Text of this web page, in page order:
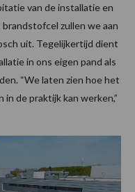
van de installatie en
zullen we aan
uit. Tegelijkertijd dient
in ons eigen pand als
“We laten zien hoe het
de praktijk kan werken,”